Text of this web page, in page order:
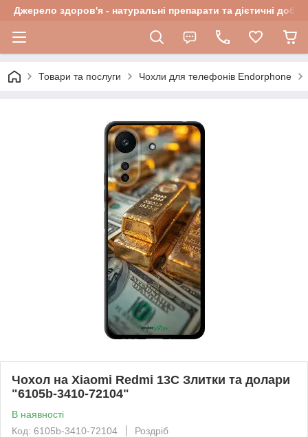
Джерело здоров'я - натуральні препарати та дієтичні
Товари та послуги Чохли для телефонів Endorphone
Чохол на Xiaomi Redmi 13C Злитки та долари
"6105b-3410-72104"
В наявності
Код: 6105b-3410-72104
Роздріб